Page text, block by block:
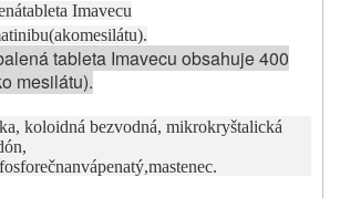
tableta Imavecu
atinibu(akomesilátu).
tableta Imavecu obsahuje 400
mesilátu).
koloidná bezvodná, mikrokryštalická
ečnanvápenatý,mastenec.